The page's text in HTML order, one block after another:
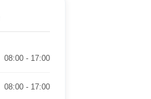
08:00 - 17:00
08:00 - 17:00